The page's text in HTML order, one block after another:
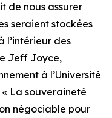
de nous assurer
seraient stockées
l’intérieur des
Jeff Joyce,
à l’Université
La souveraineté
négociable pour